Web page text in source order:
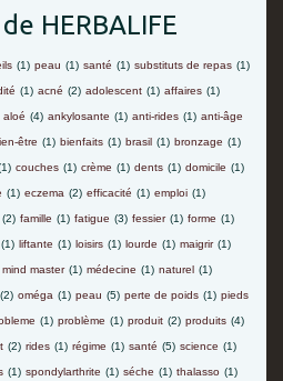
HERBALIFE
(1) peau (1) santé (1) substituts de repas (1)
(1) acné (2) adolescent (1) affaires (1)
aloé (4) ankylosante (1) anti-rides (1) anti-âge
être (1) bienfaits (1) brasil (1) bronzage (1)
couches (1) crème (1) dents (1) domicile (1)
(1) eczema (2) efficacité (1) emploi (1)
(2) famille (1) fatigue (3) fessier (1) forme (1)
(1) liftante (1) loisirs (1) lourde (1) maigrir (1)
mind master (1) médecine (1) naturel (1)
(2) oméga (1) peau (5) perte de poids (1) pieds
(1) problème (1) produit (2) produits (4)
(2) rides (1) régime (1) santé (5) science (1)
(1) spondylarthrite (1) séche (1) thalasso (1)